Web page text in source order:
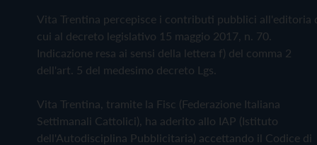
Vita Trentina percepisce i contributi pubblici all'editoria
cui al decreto legislativo 15 maggio 2017, n. 70.
Indicazione resa ai sensi della lettera f) del comma 2
dell'art. 5 del medesimo decreto Lgs.
Vita Trentina, tramite la Fisc (Federazione Italiana
Settimanali Cattolici), ha aderito allo IAP (Istituto
dell'Autodisciplina Pubblicitaria) accettando il Codice di